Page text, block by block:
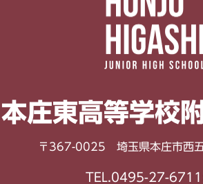
本庄東高等学校
〒367-0025 埼玉県本庄市西
TEL.0495-27-